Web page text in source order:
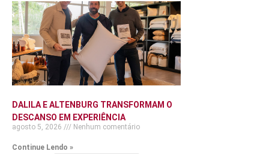
DALILA E ALTENBURG TRANSFORMAM O
DESCANSO EM EXPERIÊNCIA
agosto 5, 2026 Nenhum comentário
Continue Lendo »